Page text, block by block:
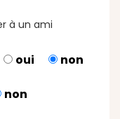
à un ami
oui non
non